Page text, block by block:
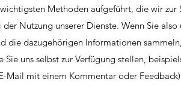
Methoden aufgeführt, die wir
Nutzung unserer Dienste. Wenn Sie
die dazugehörigen Informationen
Sie uns selbst zur Verfügung stellen,
Mail mit einem Kommentar oder